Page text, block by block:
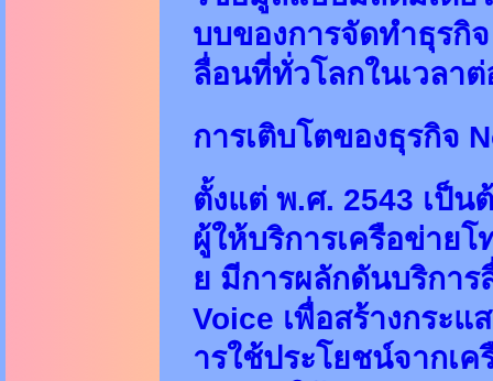
บบของการจัดทำธุรกิ
ลื่อนที่ทั่วโลกในเวลา
การเติบโตของธุรกิจ
ตั้งแต่ พ.ศ. 2543 เป็น
ผู้ให้บริการเครือข่าย
ย มีการผลักดันบริกา
Voice เพื่อสร้างกระ
ารใช้ประโยชน์จากเ